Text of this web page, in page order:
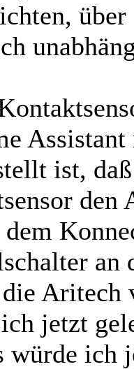
ist,
den
Aritech
jetzt
würde ich